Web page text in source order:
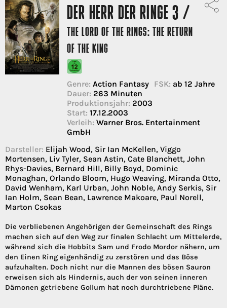
DER HERR DER RINGE 3 /
THE LORD OF THE RINGS: THE RETURN
OF THE KING
Genre: Action Fantasy FSK: ab 12 Jahre
Dauer: 263 Minuten
Produktionsjahr: 2003
Start: 17.12.2003
Verleih: Warner Bros. Entertainment
GmbH
Darsteller: Elijah Wood, Sir Ian McKellen, Viggo
Mortensen, Liv Tyler, Sean Astin, Cate Blanchett, John
Rhys-Davies, Bernard Hill, Billy Boyd, Dominic
Monaghan, Orlando Bloom, Hugo Weaving, Miranda Otto,
David Wenham, Karl Urban, John Noble, Andy Serkis, Sir
Ian Holm, Sean Bean, Lawrence Makoare, Paul Norell,
Marton Csokas
Die verbliebenen Angehörigen der Gemeinschaft des Rings
machen sich auf den Weg zur finalen Schlacht um Mittelerde,
während sich die Hobbits Sam und Frodo Mordor nähern, um
den Einen Ring eigenhändig zu zerstören und das Böse
aufzuhalten. Doch nicht nur die Mannen des bösen Sauron
erweisen sich als Hindernis, auch der von seinen inneren
Dämonen getriebene Gollum hat noch durchtriebene Pläne.